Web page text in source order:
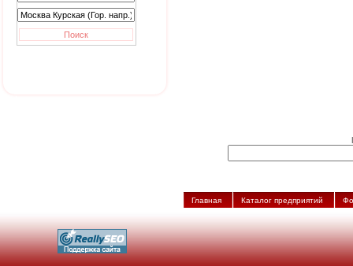
Главная Каталог предприятий